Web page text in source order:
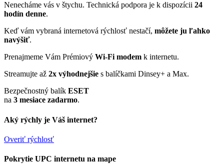
Nenecháme vás v štychu. Technická podpora je k dispozícii 24
hodín denne.
Keď vám vybraná internetová rýchlosť nestačí, môžete ju ľahko
navýšiť.
Prenajmeme Vám Prémiový Wi-Fi modem k internetu.
Streamujte až 2x výhodnejšie s balíčkami Dinsey+ a Max.
Bezpečnostný balík ESET
na 3 mesiace zadarmo.
Aký rýchly je Váš internet?
Overiť rýchlosť
Pokrytie UPC internetu na mape